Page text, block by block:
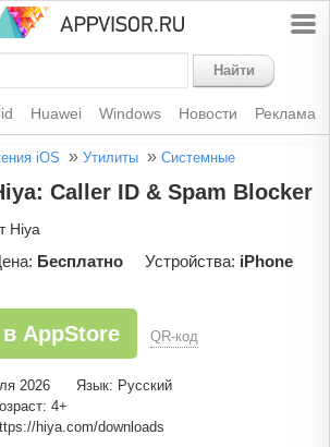
Найти
Huawei Windows Новости Реклама
iOS » Утилиты » Системные
Caller ID & Spam Blocker
Hiya
Бесплатно Устройства: iPhone
AppStore QR-код
2026
Язык: Русский
4+
hiya.com/downloads